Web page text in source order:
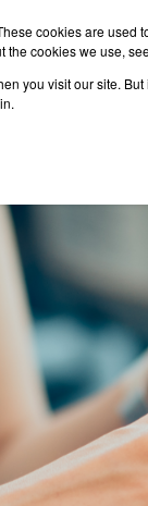
cookies are
cookies we use,
you visit our site.
รียนต่อ